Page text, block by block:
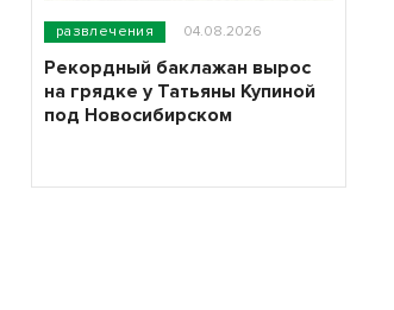
развлечения 04.08.2026
Рекордный баклажан вырос
на грядке у Татьяны Купиной
под Новосибирском